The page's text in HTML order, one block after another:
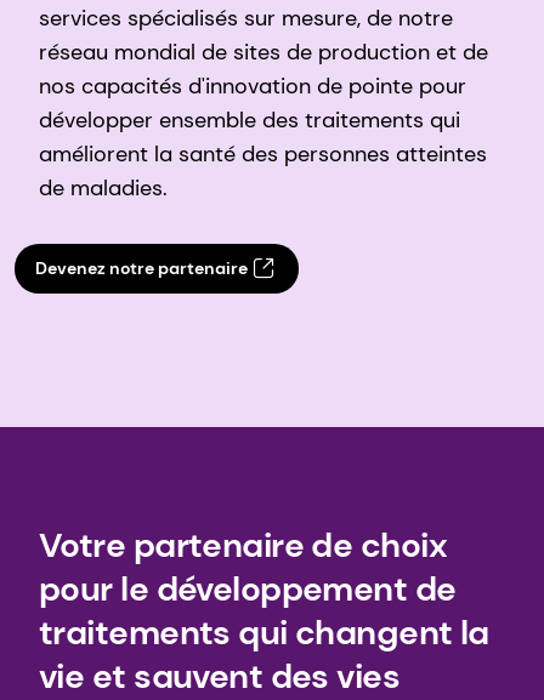
services spécialisés sur mesure, de notre
réseau mondial de sites de production et de
nos capacités d'innovation de pointe pour
développer ensemble des traitements qui
améliorent la santé des personnes atteintes
de maladies.
Devenez notre partenaire
Votre partenaire de choix
pour le développement de
traitements qui changent la
vie et sauvent des vies